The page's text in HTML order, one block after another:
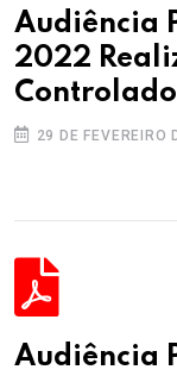
Audiência
2022
29 DE
Audiência